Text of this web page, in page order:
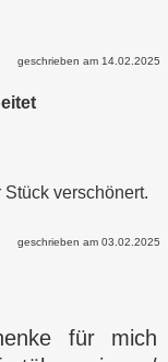
geschrieben am 14.02.2025
verschönert.
geschrieben am 03.02.2025
für mich